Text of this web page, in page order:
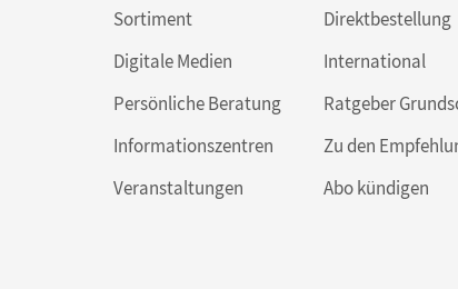
Sortiment
Digitale Medien
Persönliche Beratung
Informationszentren
Veranstaltungen
Direktbestellung
International
Ratgeber
Zu den
Abo kündigen